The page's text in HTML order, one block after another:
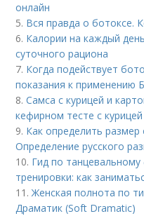
онлайн
5. Вся правда о ботоксе.
6. Калории на каждый
суточного рациона
7. Когда подействует
показания к применению
8.Самса с курицей и
кефирном тесте с
9. Как определить
Определение русского
10. Гид по
тренировки: как
11.Женская полнота по
Драматик (Soft Dramatic)